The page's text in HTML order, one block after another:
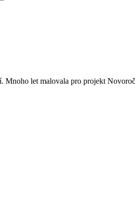
Mnoho let malovala pro projekt